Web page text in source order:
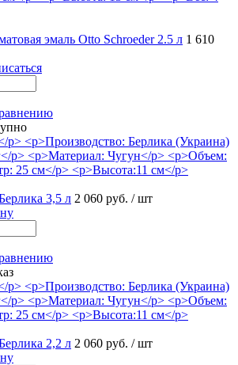
эмаль Otto Schroeder 2.5 л 1 610
3,5 л 2 060 руб. / шт
2,2 л 2 060 руб. / шт